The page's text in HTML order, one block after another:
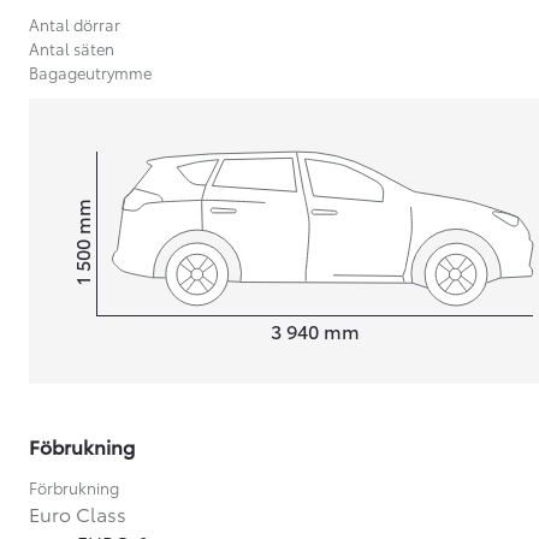
Från 599 900 kr
Nya Corolla Cross
Antal dörrar
Antal säten
Bagageutrymme
3 940 mm
Height1 500
mm
Föbrukning
Förbrukning
Euro Class